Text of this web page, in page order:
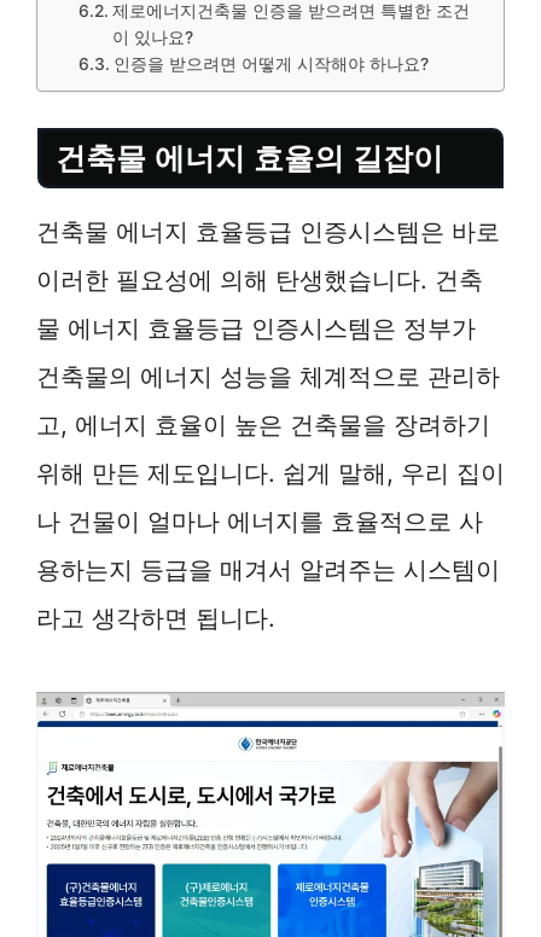
제로에너지건축물 인증을 받으려면 특별한 조건
이 있나요?
인증을 받으려면 어떻게 시작해야 하나요?
건축물 에너지 효율의 길잡이
건축물 에너지 효율등급 인증시스템은 바로
이러한 필요성에 의해 탄생했습니다. 건축
물 에너지 효율등급 인증시스템은 정부가
건축물의 에너지 성능을 체계적으로 관리하
고, 에너지 효율이 높은 건축물을 장려하기
위해 만든 제도입니다. 쉽게 말해, 우리 집이
나 건물이 얼마나 에너지를 효율적으로 사
용하는지 등급을 매겨서 알려주는 시스템이
라고 생각하면 됩니다.